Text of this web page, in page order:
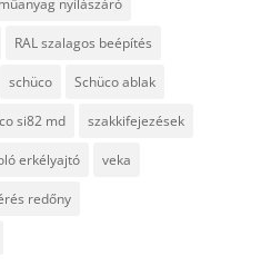
műanyag nyílászáró
RAL szalagos beépítés
schüco Schüco ablak
si82 md szakkifejezések
erkélyajtó veka
redőny